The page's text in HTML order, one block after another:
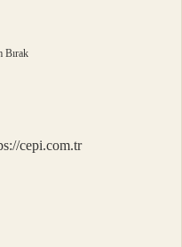
Bırak
cepi.com.tr